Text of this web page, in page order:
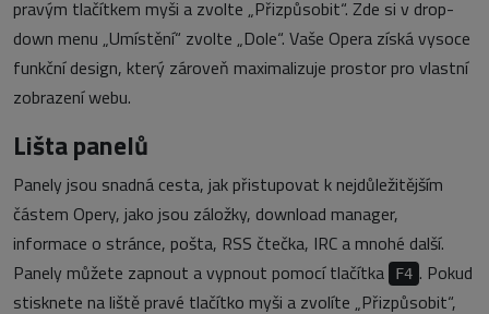
pravým tlačítkem myši a zvolte „Přizpůsobit“. Zde si v drop-
down menu „Umístění“ zvolte „Dole“. Vaše Opera získá vysoce
funkční design, který zároveň maximalizuje prostor pro vlastní
zobrazení webu.
Lišta panelů
Panely jsou snadná cesta, jak přistupovat k nejdůležitějším
částem Opery, jako jsou záložky, download manager,
informace o stránce, pošta, RSS čtečka, IRC a mnohé další.
Panely můžete zapnout a vypnout pomocí tlačítka
F4 . Pokud
stisknete na liště pravé tlačítko myši a zvolíte „Přizpůsobit“,